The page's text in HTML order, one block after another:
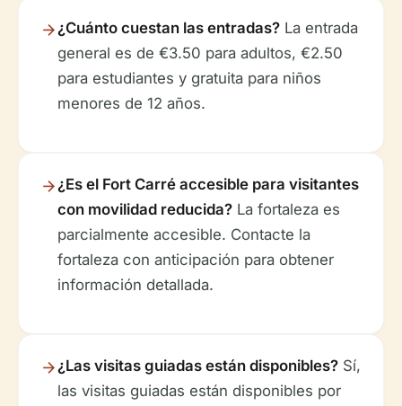
¿Cuánto cuestan las entradas? La entrada
general es de €3.50 para adultos, €2.50
para estudiantes y gratuita para niños
menores de 12 años.
¿Es el Fort Carré accesible para visitantes
con movilidad reducida? La fortaleza es
parcialmente accesible. Contacte la
fortaleza con anticipación para obtener
información detallada.
¿Las visitas guiadas están disponibles? Sí,
las visitas guiadas están disponibles por